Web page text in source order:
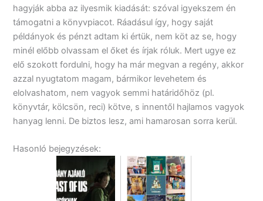
hagyják abba az ilyesmik kiadását: szóval igyekszem én
támogatni a könyvpiacot. Ráadásul így, hogy saját
példányok és pénzt adtam ki értük, nem köt az se, hogy
minél előbb olvassam el őket és írjak róluk. Mert ugye ez
elő szokott fordulni, hogy ha már megvan a regény, akkor
azzal nyugtatom magam, bármikor levehetem és
elolvashatom, nem vagyok semmi határidőhöz (pl.
könyvtár, kölcsön, reci) kötve, s innentől hajlamos vagyok
hanyag lenni. De biztos lesz, ami hamarosan sorra kerül.
Hasonló bejegyzések: